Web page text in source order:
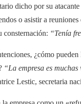
dicho por su
o asistir a
consternación: “Tenía
¿cómo
“La empresa es
Lestic, secretaria